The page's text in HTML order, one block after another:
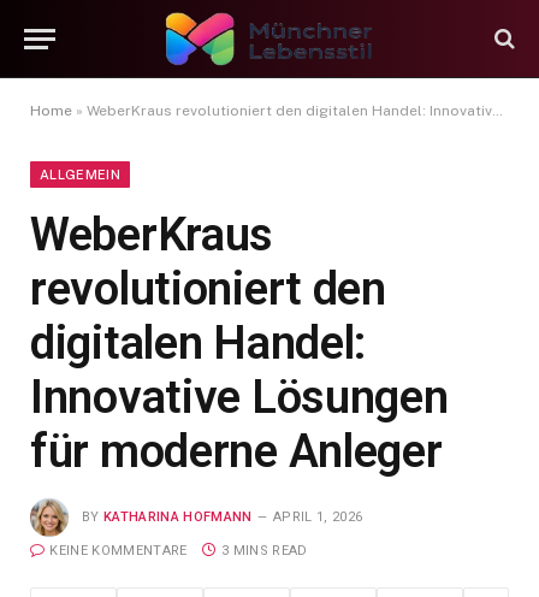
Home » WeberKraus revolutioniert den digitalen Handel: Innovative Lösungen für moderne Anleger
ALLGEMEIN
WeberKraus
revolutioniert den
digitalen Handel:
Innovative Lösungen
für moderne Anleger
BY KATHARINA HOFMANN APRIL 1, 2026
KEINE KOMMENTARE 3 MINS READ